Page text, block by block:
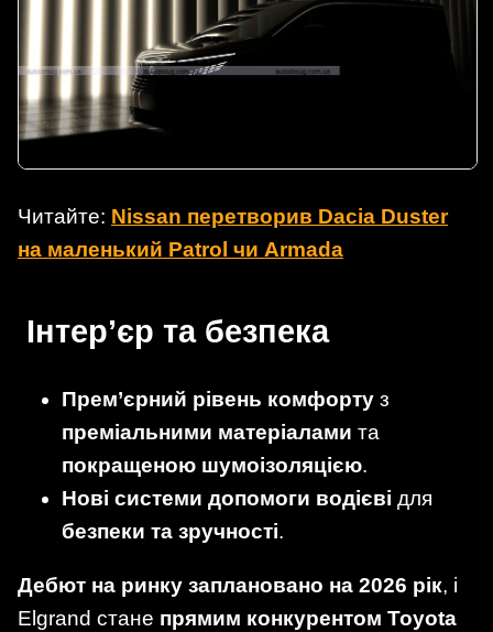
Читайте: Nissan перетворив Dacia Duster
на маленький Patrol чи Armada
Інтер’єр та безпека
Прем’єрний рівень комфорту з
преміальними матеріалами та
покращеною шумоізоляцією.
Нові системи допомоги водієві для
безпеки та зручності.
Дебют на ринку заплановано на 2026 рік, і
Elgrand стане прямим конкурентом Toyota